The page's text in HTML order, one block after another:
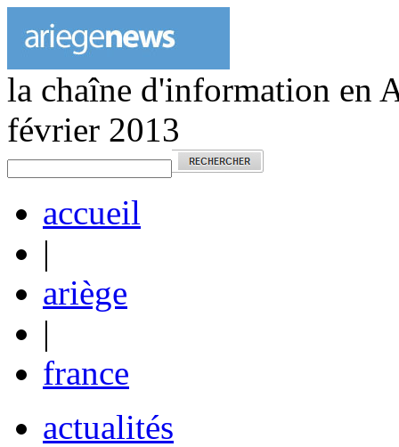
la chaîne d'information en
février 2013
accueil
|
ariège
|
france
actualités